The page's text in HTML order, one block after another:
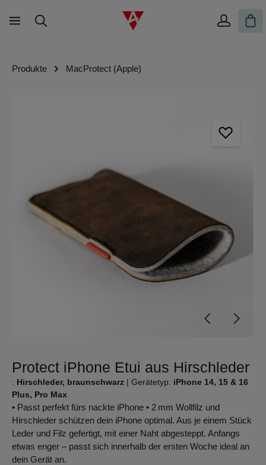
Zum Hauptinhalt springen
Produkte MacProtect (Apple)
Protect iPhone Etui aus Hirschleder
: Hirschleder, braunschwarz | Gerätetyp: iPhone 14, 15 & 16
Plus, Pro Max
• Passt perfekt fürs nackte iPhone • 2 mm Wollfilz und
Hirschleder schützen dein iPhone optimal. Aus je einem Stück
Leder und Filz gefertigt, mit einer Naht abgesteppt. Anfangs
etwas enger – passt sich innerhalb der ersten Woche ideal an
dein Gerät an.